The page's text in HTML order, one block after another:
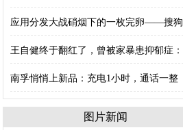
应用分发大战硝烟下的一枚完卵——搜狗
王自健终于翻红了，曾被家暴患抑郁症：
南孚悄悄上新品：充电1小时，通话一整
图片新闻